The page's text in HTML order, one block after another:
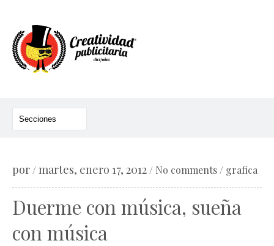
por /martes, enero 17, 2012 / No comments / grafica
Duerme con música, sueña
con música